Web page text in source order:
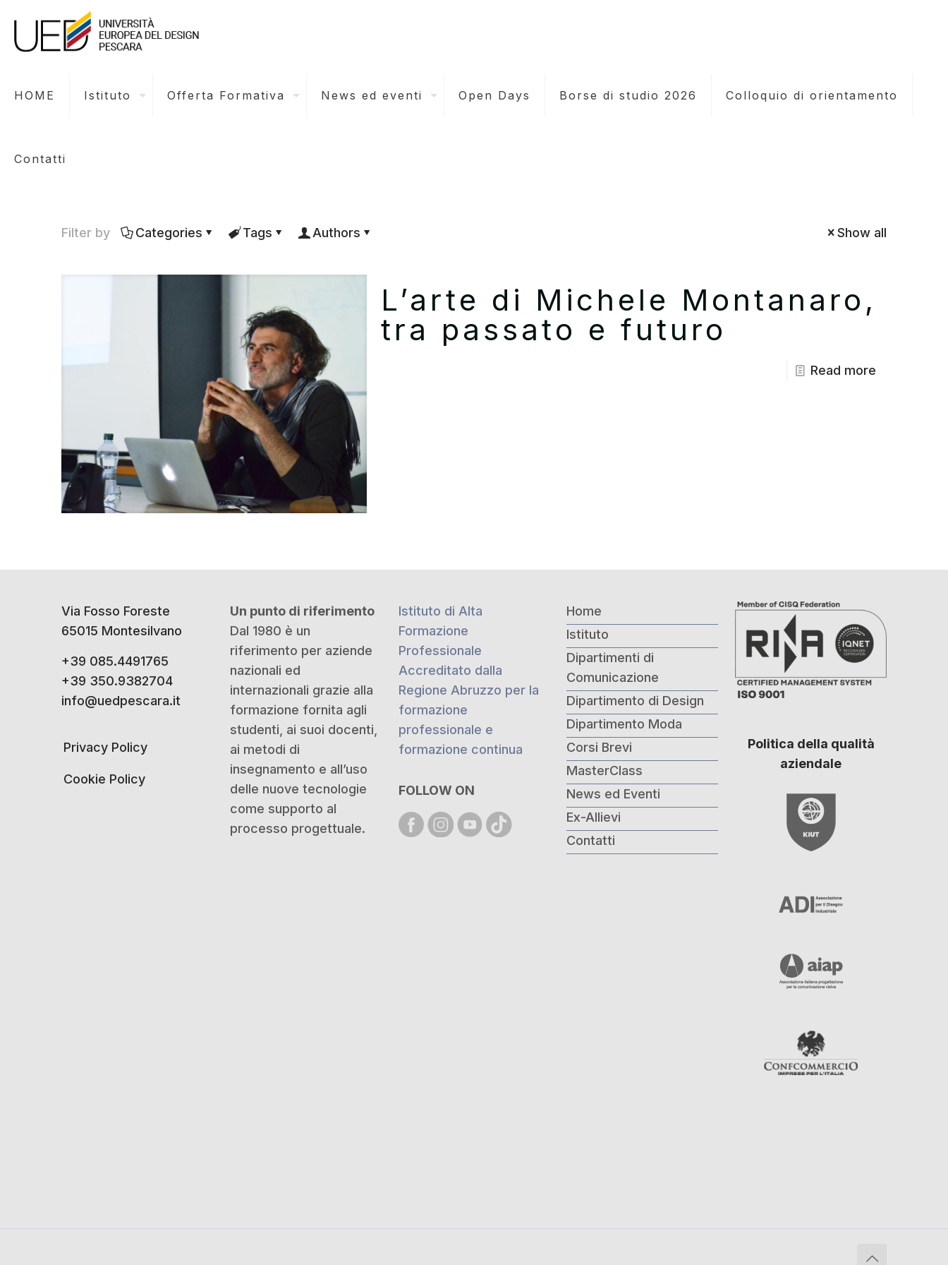
HOME Istituto Offerta Formativa News ed eventi Open Days Borse di studio 2026 Colloquio di orientamento
Contatti
Filter by Categories Tags Authors Show all
L’arte di Michele Montanaro,
tra passato e futuro
Read more
Via Fosso Foreste
65015 Montesilvano
+39 085.4491765
+39 350.9382704
info@uedpescara.it
Privacy Policy
Cookie Policy
Un punto di riferimento
Dal 1980 è un
riferimento per aziende
nazionali ed
internazionali grazie alla
formazione fornita agli
studenti, ai suoi docenti,
ai metodi di
insegnamento e all’uso
delle nuove tecnologie
come supporto al
processo progettuale.
Istituto di Alta
Formazione
Professionale
Accreditato dalla
Regione Abruzzo per la
formazione
professionale e
formazione continua
FOLLOW ON
Home
Istituto
Dipartimenti di
Comunicazione
Dipartimento di Design
Dipartimento Moda
Corsi Brevi
MasterClass
News ed Eventi
Ex-Allievi
Contatti
Politica della qualità
aziendale